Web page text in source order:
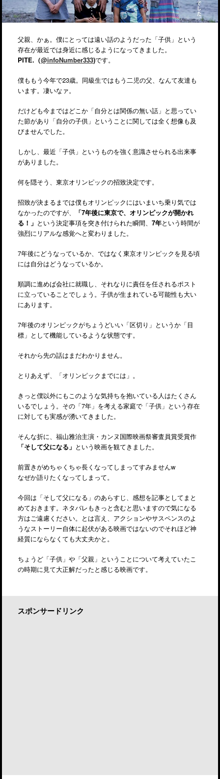
父親、かぁ。僕にとっては遠い話のようだった「子供」という
存在が最近では身近に感じるようになってきました。
PITE.（@infoNumber333)です。
僕ももう今年で23歳。同級生ではもう二児の父、なんて友達も
います。凄いなァ。
だけども今まではどこか「自分とは関係の無い話」と思ってい
た節があり「自分の子供」ということに関しては全く想像も及
びませんでした。
しかし、最近「子供」というものを強く意識させられる出来事
がありました。
何を隠そう、東京オリンピックの招致決定です。
招致が決まるまでは僕もオリンピックにはいまいち乗り気では
なかったのですが、
「7年後に東京で、オリンピックが開かれ
る！」 という決定事項を突き付けられた瞬間、 7年という時間が
強烈にリアルな感覚へと変わりました。
7年後にどうなっているか、ではなく東京オリンピックを見る頃
には自分はどうなっているか。
順調に進めば会社に就職し、それなりに責任を任されるポスト
に立っていることでしょう。子供が生まれている可能性も大い
にあります。
7年後のオリンピックがちょうどいい「区切り」というか「目
標」として機能しているような状態です。
それから先の話はまだわかりません。
とりあえず、「オリンピックまでには」。
きっと僕以外にもこのような気持ちを抱いている人はたくさん
いるでしょう。その「7年」を考える家庭で「子供」という存在
に対しても実感が湧いてきました。
そんな折に、福山雅治主演・カンヌ国際映画祭審査員賞受賞作
「そして父になる」 という映画を観てきました。
前置きがめちゃくちゃ長くなってしまってすみませんw
なぜか語りたくなってしまって。
今回は「そして父になる」のあらすじ、感想を記事としてまと
めておきます。ネタバレもきっと含むと思いますので気になる
方はご遠慮ください。とは言え、アクションやサスペンスのよ
うなストーリー自体に起伏がある映画ではないのでそれほど神
経質にならなくても大丈夫かと。
ちょうど「子供」や「父親」ということについて考えていたこ
の時期に見て大正解だったと感じる映画です。
スポンサードリンク